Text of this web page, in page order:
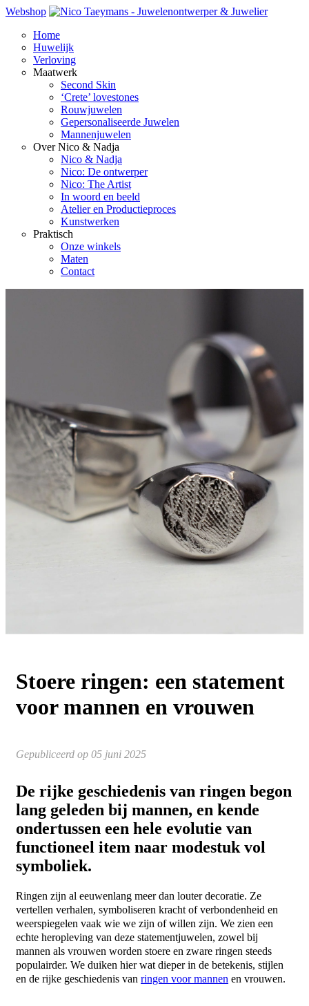
Webshop
Home
Huwelijk
Verloving
Maatwerk
Second Skin
‘Crete’ lovestones
Rouwjuwelen
Gepersonaliseerde Juwelen
Mannenjuwelen
Over Nico & Nadja
Nico & Nadja
Nico: De ontwerper
Nico: The Artist
In woord en beeld
Atelier en Productieproces
Kunstwerken
Praktisch
Onze winkels
Maten
Contact
Stoere ringen: een statement
voor mannen en vrouwen
Gepubliceerd op 05 juni 2025
De rijke geschiedenis van ringen begon
lang geleden bij mannen, en kende
ondertussen een hele evolutie van
functioneel item naar modestuk vol
symboliek.
Ringen zijn al eeuwenlang meer dan louter decoratie. Ze
vertellen verhalen, symboliseren kracht of verbondenheid en
weerspiegelen vaak wie we zijn of willen zijn. We zien een
echte heropleving van deze statementjuwelen, zowel bij
mannen als vrouwen worden stoere en zware ringen steeds
populairder. We duiken hier wat dieper in de betekenis, stijlen
en de rijke geschiedenis van ringen voor mannen en vrouwen.